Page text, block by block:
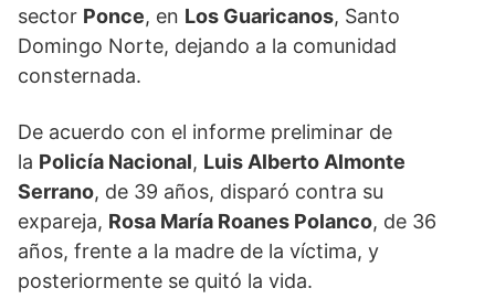
sector Ponce, en Los Guaricanos, Santo
Domingo Norte, dejando a la comunidad
consternada.
De acuerdo con el informe preliminar de
la Policía Nacional, Luis Alberto Almonte
Serrano, de 39 años, disparó contra su
expareja, Rosa María Roanes Polanco, de 36
años, frente a la madre de la víctima, y
posteriormente se quitó la vida.